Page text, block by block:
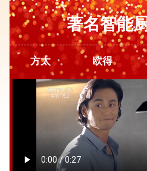
著名智能
方太 欧得